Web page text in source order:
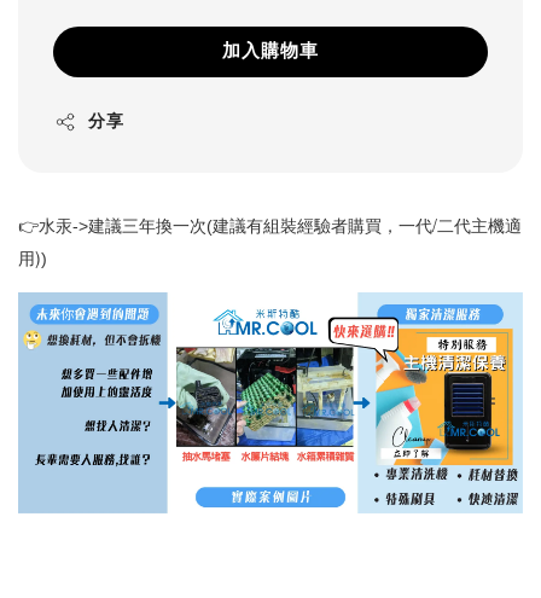
加入購物車
分享
👉水汞->建議三年換一次(建議有組裝經驗者購買， 一代/二代主機適
用))